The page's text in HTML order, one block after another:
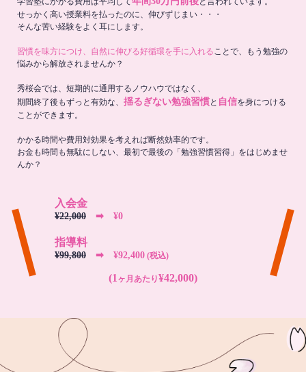
せっかく高い授業料を払ったのに、伸びずじまい・・・
そんな苦い経験をよく耳にします。
習慣を味方につけ、自然に伸びる好循環を手に入れることで、もう勉強の
悩みから解放されませんか？
秀桜会では、短期的に通用するノウハウではなく、
期間終了後もずっと有効な、 揺るぎない勉強習慣と 自信を身につける
ことができます。
かかる時間や費用対効果を考えれば断然効率的です。
お金も時間も無駄にしない、最初で最後の「勉強習慣習得」をはじめませ
んか？
入会金
¥22,000 ➡︎ ¥0
指導料
¥99,800 ➡︎ ¥92,400 (税込)
(1 ヶ月あたり¥42,000)